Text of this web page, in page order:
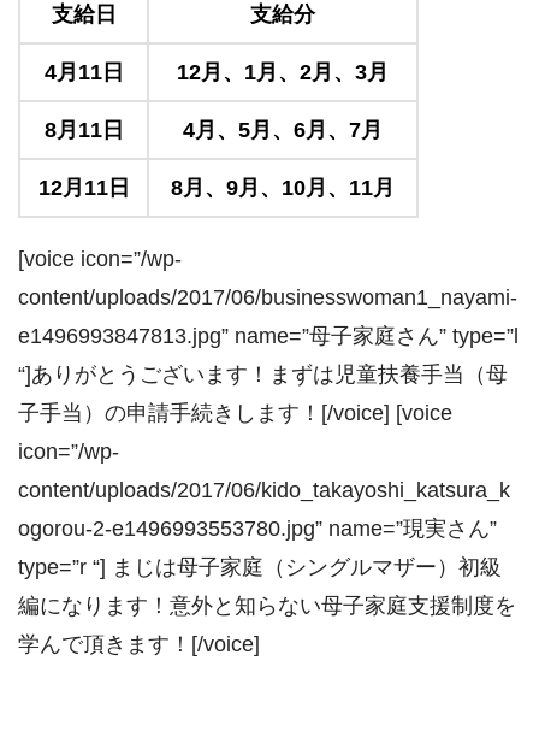
支給日 支給分
4月11日 12月、1月、2月、3月
8月11日 4月、5月、6月、7月
12月11日 8月、9月、10月、11月
[voice icon=”/wp-
content/uploads/2017/06/businesswoman1_nayami-
e1496993847813.jpg” name=”母子家庭さん” type=”l
“]ありがとうございます！まずは児童扶養手当（母
子手当）の申請手続きします！[/voice] [voice
icon=”/wp-
content/uploads/2017/06/kido_takayoshi_katsura_k
ogorou-2-e1496993553780.jpg” name=”現実さん”
type=”r “] まじは母子家庭（シングルマザー）初級
編になります！意外と知らない母子家庭支援制度を
学んで頂きます！[/voice]